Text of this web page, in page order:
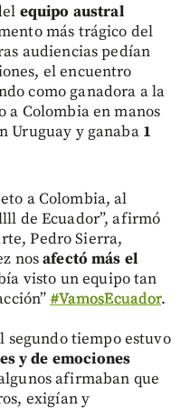
equipo austral
más trágico del
audiencias pedían
el encuentro
como ganadora a la
a Colombia en manos
Uruguay y ganaba 1
a Colombia, al
de Ecuador”, afirmó
Pedro Sierra,
nosafectó más el
visto un equipo tan
#VamosEcuador.
segundo tiempo estuvo
y de emociones
afirmaban que
exigían y